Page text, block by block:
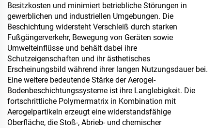
Besitzkosten und minimiert betriebliche Störungen in
gewerblichen und industriellen Umgebungen. Die
Beschichtung widersteht Verschleiß durch starken
Fußgängerverkehr, Bewegung von Geräten sowie
Umwelteinflüsse und behält dabei ihre
Schutzeigenschaften und ihr ästhetisches
Erscheinungsbild während ihrer langen Nutzungsdauer bei.
Eine weitere bedeutende Stärke der Aerogel-
Bodenbeschichtungssysteme ist ihre Langlebigkeit. Die
fortschrittliche Polymermatrix in Kombination mit
Aerogelpartikeln erzeugt eine widerstandsfähige
Oberfläche, die Stoß-, Abrieb- und chemischer